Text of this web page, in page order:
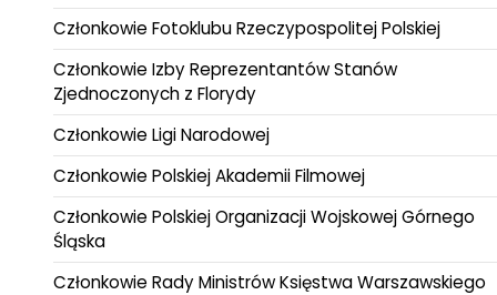
Członkowie Fotoklubu Rzeczypospolitej Polskiej
Członkowie Izby Reprezentantów Stanów
Zjednoczonych z Florydy
Członkowie Ligi Narodowej
Członkowie Polskiej Akademii Filmowej
Członkowie Polskiej Organizacji Wojskowej Górnego
Śląska
Członkowie Rady Ministrów Księstwa Warszawskiego